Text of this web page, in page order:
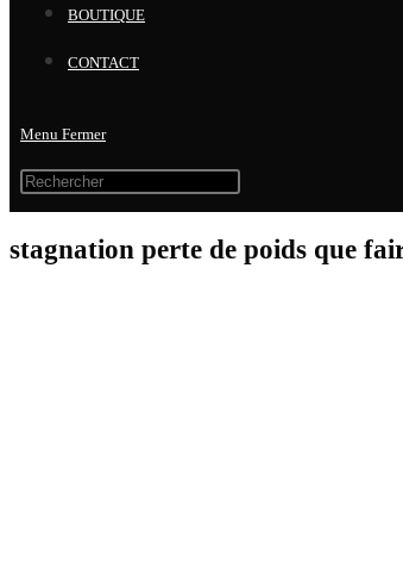
BOUTIQUE
CONTACT
Menu Fermer
stagnation perte de poids que